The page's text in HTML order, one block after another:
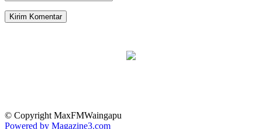
© Copyright MaxFMWaingapu
Powered by Magazine3.com